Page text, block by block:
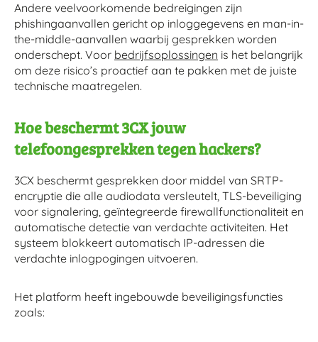
Andere veelvoorkomende bedreigingen zijn
phishingaanvallen gericht op inloggegevens en man-in-
the-middle-aanvallen waarbij gesprekken worden
onderschept. Voor bedrijfsoplossingen is het belangrijk
om deze risico’s proactief aan te pakken met de juiste
technische maatregelen.
Hoe beschermt 3CX jouw
telefoongesprekken tegen hackers?
3CX beschermt gesprekken door middel van SRTP-
encryptie die alle audiodata versleutelt, TLS-beveiliging
voor signalering, geïntegreerde firewallfunctionaliteit en
automatische detectie van verdachte activiteiten. Het
systeem blokkeert automatisch IP-adressen die
verdachte inlogpogingen uitvoeren.
Het platform heeft ingebouwde beveiligingsfuncties
zoals: